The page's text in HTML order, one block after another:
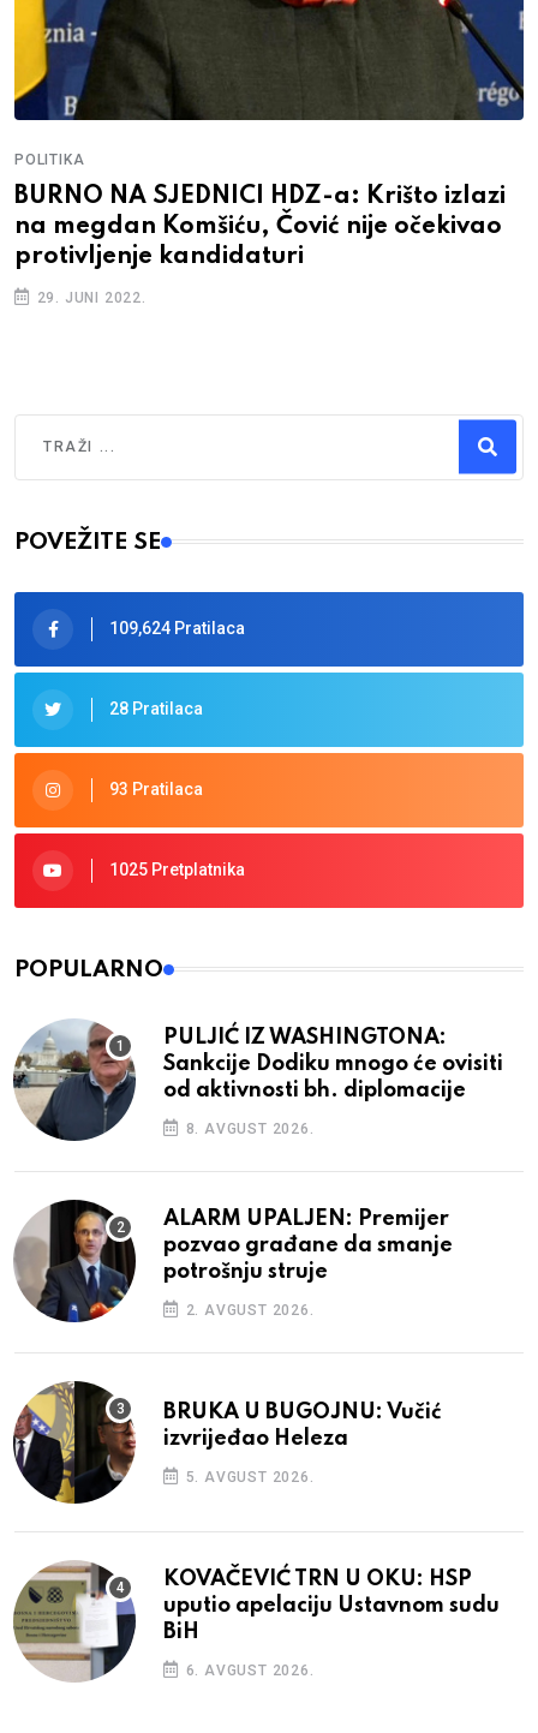
POLITIKA
BURNO NA SJEDNICI HDZ-a: Krišto izlazi
na megdan Komšiću, Čović nije očekivao
protivljenje kandidaturi
29. JUNI 2022.
Type 2 or more characters for results.
POVEŽITE SE
109,624 Pratilaca
28 Pratilaca
93 Pratilaca
1025 Pretplatnika
POPULARNO
PULJIĆ IZ WASHINGTONA:
Sankcije Dodiku mnogo će ovisiti
od aktivnosti bh. diplomacije
8. AVGUST 2026.
ALARM UPALJEN: Premijer
pozvao građane da smanje
potrošnju struje
2. AVGUST 2026.
BRUKA U BUGOJNU: Vučić
izvrijeđao Heleza
5. AVGUST 2026.
KOVAČEVIĆ TRN U OKU: HSP
uputio apelaciju Ustavnom sudu
BiH
6. AVGUST 2026.